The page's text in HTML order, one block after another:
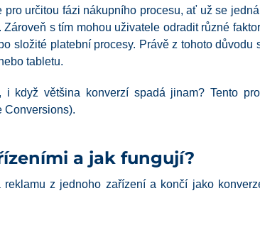
určitou fázi nákupního procesu, ať už se
s tím mohou uživatele odradit různé
složité platební procesy. Právě z tohoto důvodu
tabletu.
když většina konverzí spadá jinam? Tento
Conversions).
a jak fungují?
z jednoho zařízení a končí jako